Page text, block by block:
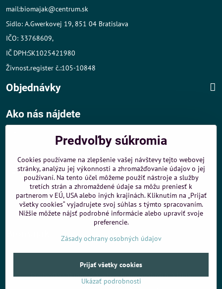
mail:biomajak@centrum.sk
Sídlo: A.Gwerkovej 19, 851 04 Bratislava
IČO: 33768609,
IČ DPH:SK1025421980
Živnost.register č.:105-10848
Objednávky
Ako nás nájdete
- v tesnej blízkosti diaľničného obchvatu
- dobré parkovacie možnosti 40 m od predajne
MHD:
- 200 m od zastávky MHD Záporožská - autobusy č. 80 a 88
- 250 m od zastávky MHD ŽST Petržalka - autobus 99
Sme umiestnení uShopMania- Internetové nákupy
©2026Copyright
Predvoľby súkromiaZásady ochrany osobných údajov
Vytvorené pomocou:BiznisWeb.sk
Predvoľby súkromia
Cookies používame na zlepšenie vašej návštevy tejto webovej
stránky, analýzu jej výkonnosti a zhromažďovanie údajov o jej
používaní. Na tento účel môžeme použiť nástroje a služby
tretích strán a zhromaždené údaje sa môžu preniesť k
partnerom v EÚ, USA alebo iných krajinách. Kliknutím na „Prijať
všetky cookies“ vyjadrujete svoj súhlas s týmto spracovaním.
Nižšie môžete nájsť podrobné informácie alebo upraviť svoje
preferencie.
Zásady ochrany osobných údajov
Ukázať podrobnosti
Prijať všetky cookies